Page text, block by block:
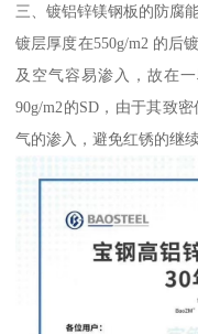
三、镀铝锌镁钢板的防腐
镀层厚度在550g/m2 的后
及空气容易渗入，故在
90g/m2的SD，由于其致
气的渗入，避免红锈的继